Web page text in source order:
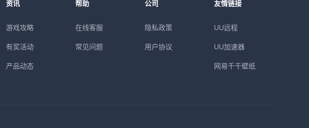
资讯
游戏攻略
有奖活动
产品动态
帮助
在线客服
常见问题
公司
隐私政策
用户协议
友情链接
UU远程
UU加速器
网易千千壁纸